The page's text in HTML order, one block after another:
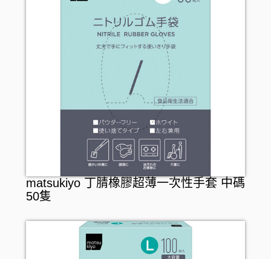
matsukiyo 丁腈橡膠超薄一次性手套 中碼
50隻